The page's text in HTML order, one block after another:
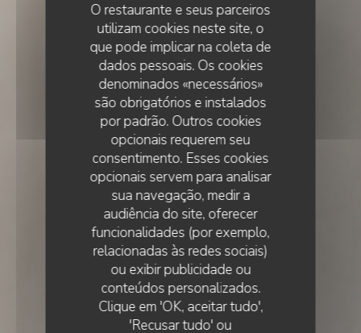
O restaurante e seus parceiros
utilizam cookies neste site, o
que pode implicar na coleta de
dados pessoais. Os cookies
denominados «necessários»
são obrigatórios e instalados
por padrão. Outros cookies
opcionais requerem seu
consentimento. Esses cookies
opcionais servem para analisar
sua navegação, medir a
audiência do site, oferecer
funcionalidades (por exemplo,
relacionadas às redes sociais)
ou exibir publicidade ou
conteúdos personalizados.
Clique em 'OK, aceitar tudo',
'Recusar tudo' ou
• LISBOA